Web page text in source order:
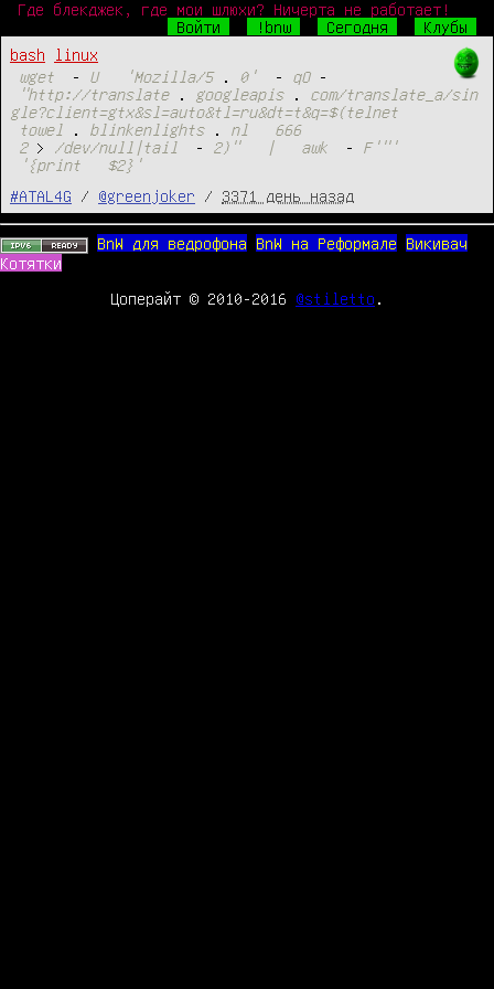
Где блекджек, где мои шлюхи? Ничерта не работает!
Войти
!bnw Сегодня
Клубы
bash
linux
wget
- U 'Mozilla/5 0' - qO
-
"http://translate
googleapis
com/translate_a/sin
gle?client=gtx&sl=auto&tl=ru&dt=t&q=$(telnet
towel
blinkenlights nl
666
2 > /dev/null|tail - 2)" | awk -
F'"'
'{print
$2}'
#ATAL4G
/ @greenjoker / 3371 день назад
BnW для ведрофона BnW на Реформале
Викивач
Котятки
Цоперайт © 2010-2016 @stiletto